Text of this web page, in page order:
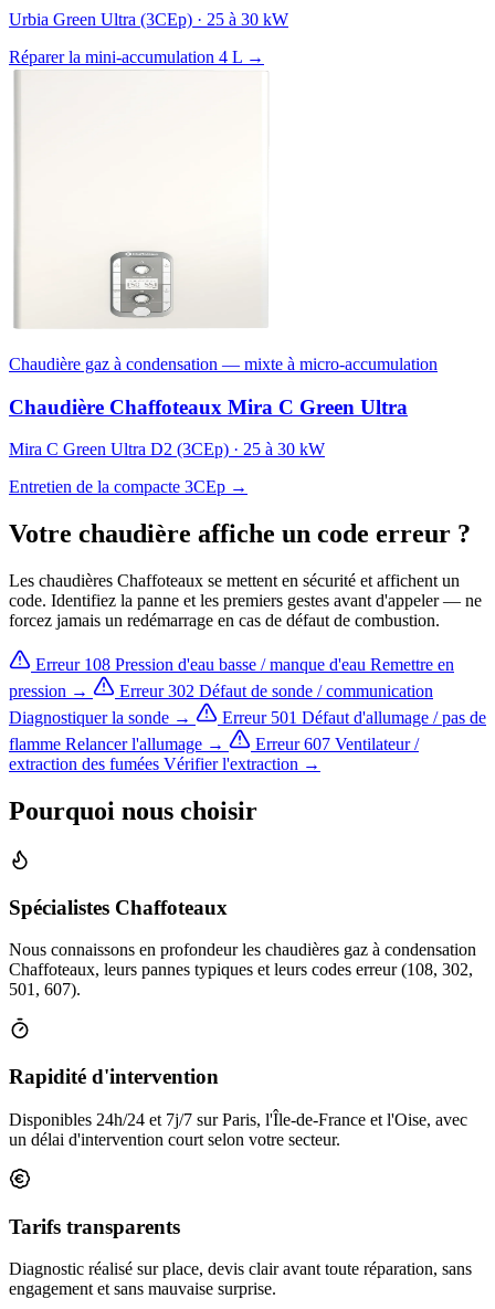
Urbia Green Ultra (3CEp) · 25 à 30 kW
Réparer la mini-accumulation 4 L →
Chaudière gaz à condensation — mixte à micro-accumulation
Chaudière Chaffoteaux Mira C Green Ultra
Mira C Green Ultra D2 (3CEp) · 25 à 30 kW
Entretien de la compacte 3CEp →
Votre chaudière affiche un code erreur ?
Les chaudières Chaffoteaux se mettent en sécurité et affichent un
code. Identifiez la panne et les premiers gestes avant d'appeler — ne
forcez jamais un redémarrage en cas de défaut de combustion.
Erreur 108 Pression d'eau basse / manque d'eau Remettre en
pression →
Erreur 302 Défaut de sonde / communication
Diagnostiquer la sonde →
Erreur 501 Défaut d'allumage / pas de
flamme Relancer l'allumage → Erreur 607 Ventilateur /
extraction des fumées Vérifier l'extraction →
Pourquoi nous choisir
Spécialistes Chaffoteaux
Nous connaissons en profondeur les chaudières gaz à condensation
Chaffoteaux, leurs pannes typiques et leurs codes erreur (108, 302,
501, 607).
Rapidité d'intervention
Disponibles 24h/24 et 7j/7 sur Paris, l'Île-de-France et l'Oise, avec
un délai d'intervention court selon votre secteur.
Tarifs transparents
Diagnostic réalisé sur place, devis clair avant toute réparation, sans
engagement et sans mauvaise surprise.